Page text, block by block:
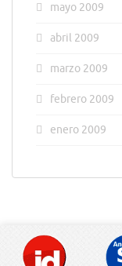
mayo 2009
abril 2009
marzo 2009
febrero 2009
enero 2009